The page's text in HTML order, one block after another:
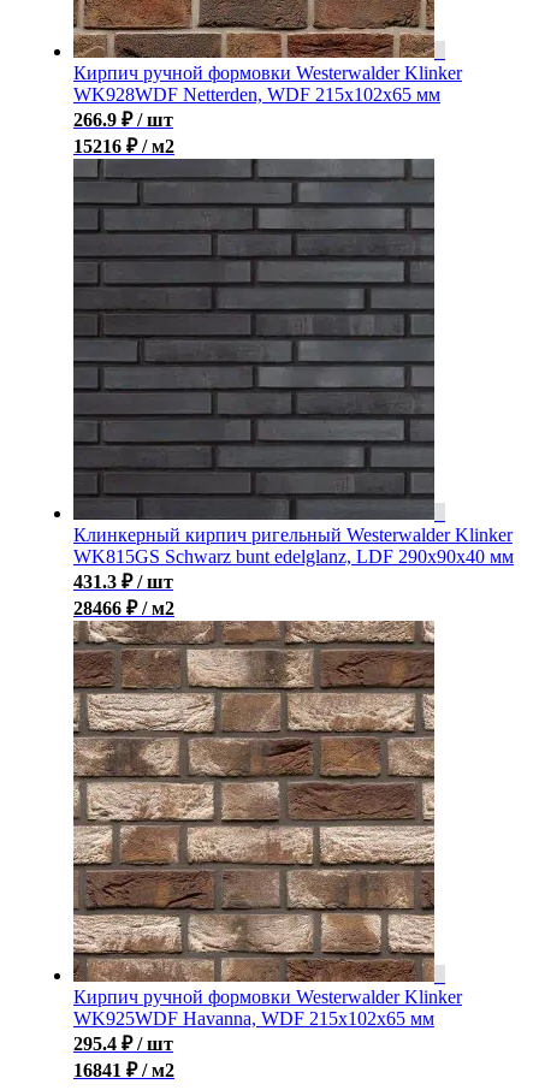
Кирпич ручной формовки Westerwalder Klinker
WK928WDF Netterden, WDF 215x102x65 мм
266.9 ₽ / шт
15216 ₽ / м2
Клинкерный кирпич ригельный Westerwalder Klinker
WK815GS Schwarz bunt edelglanz, LDF 290х90х40 мм
431.3 ₽ / шт
28466 ₽ / м2
Кирпич ручной формовки Westerwalder Klinker
WK925WDF Havanna, WDF 215x102x65 мм
295.4 ₽ / шт
16841 ₽ / м2